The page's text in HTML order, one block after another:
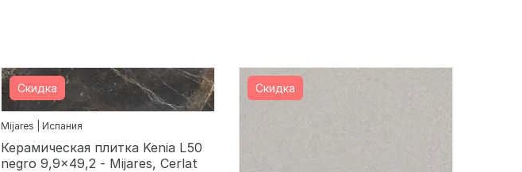
Скидка
Mijares | Испания
Керамическая плитка Kenia L50
negro 9,9x49,2 - Mijares, Cerlat
Скидка